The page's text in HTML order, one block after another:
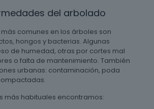
del arbolado
comunes en los árboles son
hongos y bacterias. Algunas
de humedad, otras por cortes mal
o falta de mantenimiento. También
urbanas: contaminación, poda
más habituales encontramos: